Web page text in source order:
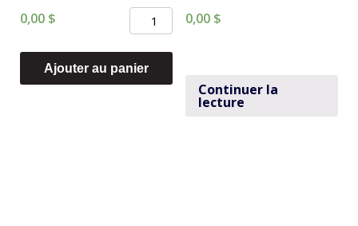
0,00 $
quantité
MicroBrasserie
Charlevoix
Ajouter au panier
0,00 $
Continuer la
lecture